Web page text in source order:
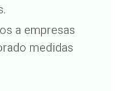
a empresas
medidas